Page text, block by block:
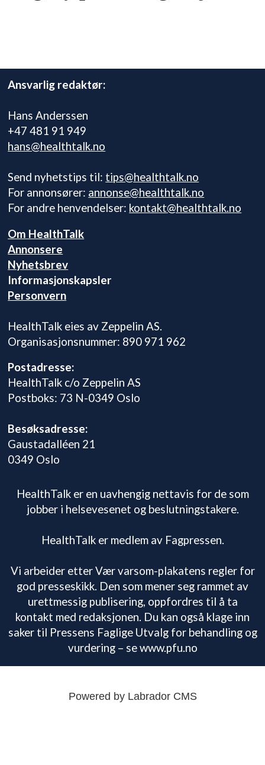
Ansvarlig redaktør:
Hans Anderssen
+47 481 91 949
hans@healthtalk.no
Send nyhetstips til: tips@healthtalk.no
For annonsører: annonse@healthtalk.no
For andre henvendelser: kontakt@healthtalk.no
Om HealthTalk
Annonsere
Nyhetsbrev
Informasjonskapsler
Personvern
HealthTalk eies av Zeppelin AS.
Organisasjonsnummer: 890 971 962
Postadresse:
HealthTalk c/o Zeppelin AS
Postboks: 73 N-0349 Oslo
Besøksadresse:
Gaustadalléen 21
0349 Oslo
HealthTalk er en uavhengig nettavis for de som
jobber i helsevesenet og beslutningstakere.
HealthTalk er medlem av Fagpressen.
Vi arbeider etter Vær varsom-plakatens regler for
god presseskikk. Den som mener seg rammet av
urettmessig publisering, oppfordres til å ta
kontakt med redaksjonen. Du kan også klage inn
saker til Pressens Faglige Utvalg for behandling og
vurdering – se www.pfu.no
Powered by Labrador CMS